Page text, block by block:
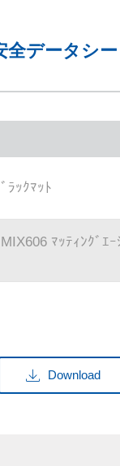
全データシ
ﾗｯｸﾏｯﾄ
ﾏｯﾃｨﾝｸﾞｴｰ